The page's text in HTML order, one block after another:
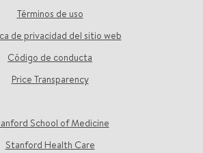
Términos de uso
de privacidad del sitio web
Código de conducta
Price Transparency
School of Medicine
Stanford Health Care